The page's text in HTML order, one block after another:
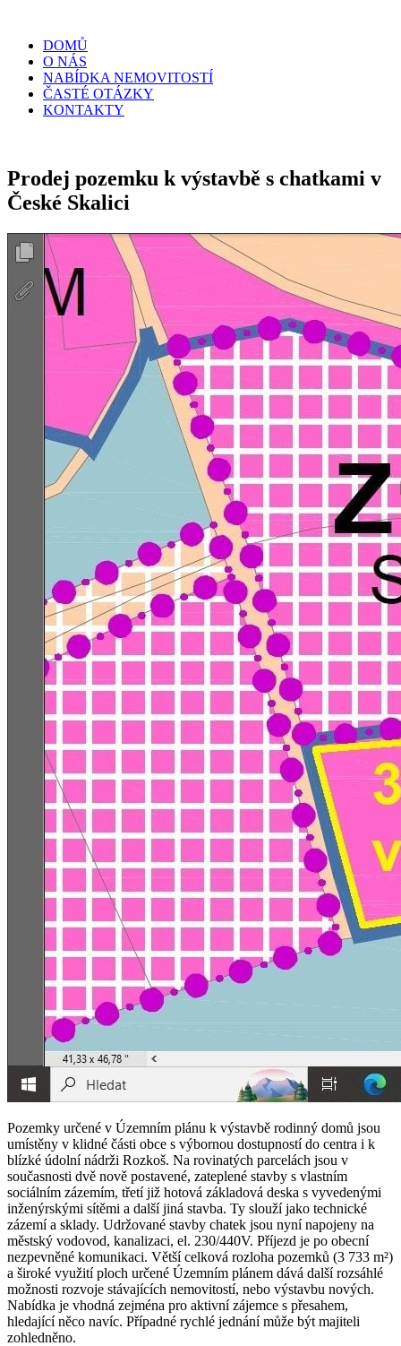
DOMŮ
O NÁS
NABÍDKA NEMOVITOSTÍ
ČASTÉ OTÁZKY
KONTAKTY
Prodej pozemku k výstavbě s chatkami v
České Skalici
Pozemky určené v Územním plánu k výstavbě rodinný domů jsou
umístěny v klidné části obce s výbornou dostupností do centra i k
blízké údolní nádrži Rozkoš. Na rovinatých parcelách jsou v
současnosti dvě nově postavené, zateplené stavby s vlastním
sociálním zázemím, třetí již hotová základová deska s vyvedenými
inženýrskými sítěmi a další jiná stavba. Ty slouží jako technické
zázemí a sklady. Udržované stavby chatek jsou nyní napojeny na
městský vodovod, kanalizaci, el. 230/440V. Příjezd je po obecní
nezpevněné komunikaci. Větší celková rozloha pozemků (3 733 m²)
a široké využití ploch určené Územním plánem dává další rozsáhlé
možnosti rozvoje stávajících nemovitostí, nebo výstavbu nových.
Nabídka je vhodná zejména pro aktivní zájemce s přesahem,
hledající něco navíc. Případné rychlé jednání může být majiteli
zohledněno.